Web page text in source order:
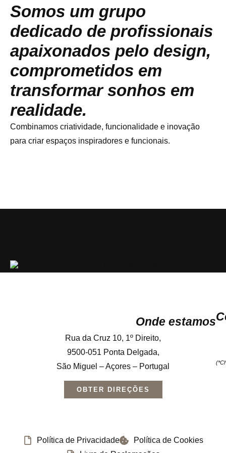
Somos um grupo
dedicado de profissionais
apaixonados pelo design,
comprometidos em
transformar sonhos em
realidade.
Combinamos criatividade, funcionalidade e inovação
para criar espaços inspiradores e funcionais.
Onde estamos
Rua da Cruz 10, 1º Direito,
9500-051 Ponta Delgada,
São Miguel – Açores – Portugal
OBTER DIREÇÕES
Política de Privacidade
Política de Cookies